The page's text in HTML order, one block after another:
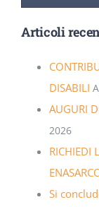
per:
Articoli
DISABILI
AUGURI
2026
RICHIEDI
Si